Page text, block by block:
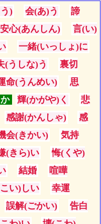
) 会(あ)う
諦
安心(あんしん)
言(い)
一緒(いっしょ)に
(うしな)う
裏切
命(うんめい)
思
か 輝(かがや)く
悲
感謝(かんしゃ)
感
会(きかい)
気持
(きら)い
悔(くや)
結婚
喧嘩
い)しい
幸運
誤解(ごかい)
告白